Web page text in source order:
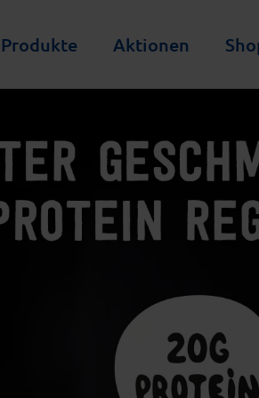
Produkte Aktionen